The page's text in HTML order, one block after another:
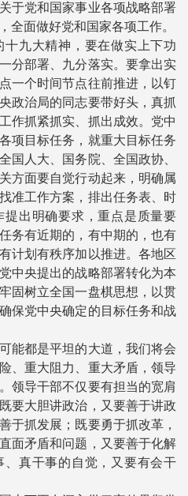
于党和国家事业各项战略部署
全面做好党和国家各项工作。
九大精神，要在做实上下功
分部署、九分落实。要拿出实
一个时间节点往前推进，以钉
政治局的同志要带好头，真抓
作抓紧抓实、抓出成效。党中
项目标任务，就重大目标任务
国人大、国务院、全国政协、
方面要自觉行动起来，明确属
准工作方案，排出任务表、时
出明确要求，重点是质量要
务有近期的，有中期的，也有
计划有秩序加以推进。各地区
中央提出的战略部署转化为本
固树立全国一盘棋思想，以贯
保党中央确定的目标任务和战
能都是平坦的大道，我们将会
、重大阻力、重大矛盾，领导
领导干部不仅要有担当的宽肩
要大胆讲政治，又要善于讲政
于抓发展；既要勇于抓改革，
面矛盾和问题，又要善于化解
真干事的自觉，又要有会干